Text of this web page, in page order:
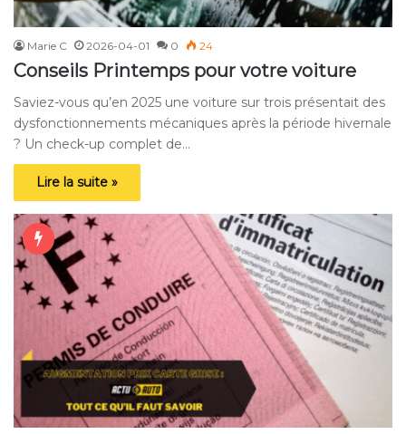
Marie C 2026-04-01 0 24
Conseils Printemps pour votre voiture
Saviez-vous qu’en 2025 une voiture sur trois présentait des
dysfonctionnements mécaniques après la période hivernale
? Un check-up complet de…
Lire la suite »